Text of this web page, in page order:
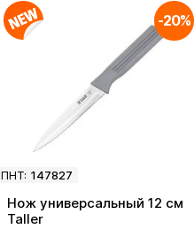
ПНТ: 147827
-20%
Нож универсальный 12 см
Taller